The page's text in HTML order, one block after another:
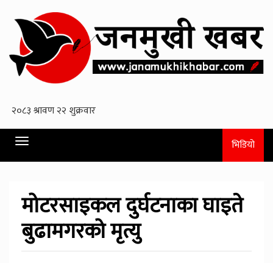
Toggle
navigation
भिडियो
मोटरसाइकल दुर्घटनाका घाइते
बुढामगरको मृत्यु